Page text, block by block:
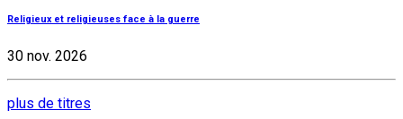
Religieux et religieuses face à la guerre
30 nov. 2026
plus de titres